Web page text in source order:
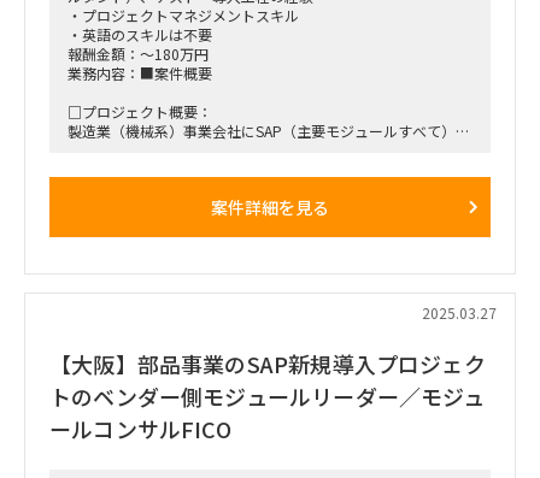
・プロジェクトマネジメントスキル
・英語のスキルは不要
報酬金額：～180万円
業務内容：■案件概要
□プロジェクト概要：
製造業（機械系）事業会社にSAP（主要モジュールすべて）を
それ以外はリモート可（ただし、ＰＪ主体は大阪のため、スポ
案件詳細を見る
2025.03.27
【大阪】部品事業のSAP新規導入プロジェク
トのベンダー側モジュールリーダー／モジュ
ールコンサルFICO